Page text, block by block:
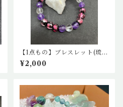
【1点もの】ブレスレット(琉球
蛍石レッド、カットアメジス
ト、水晶)
¥2,000